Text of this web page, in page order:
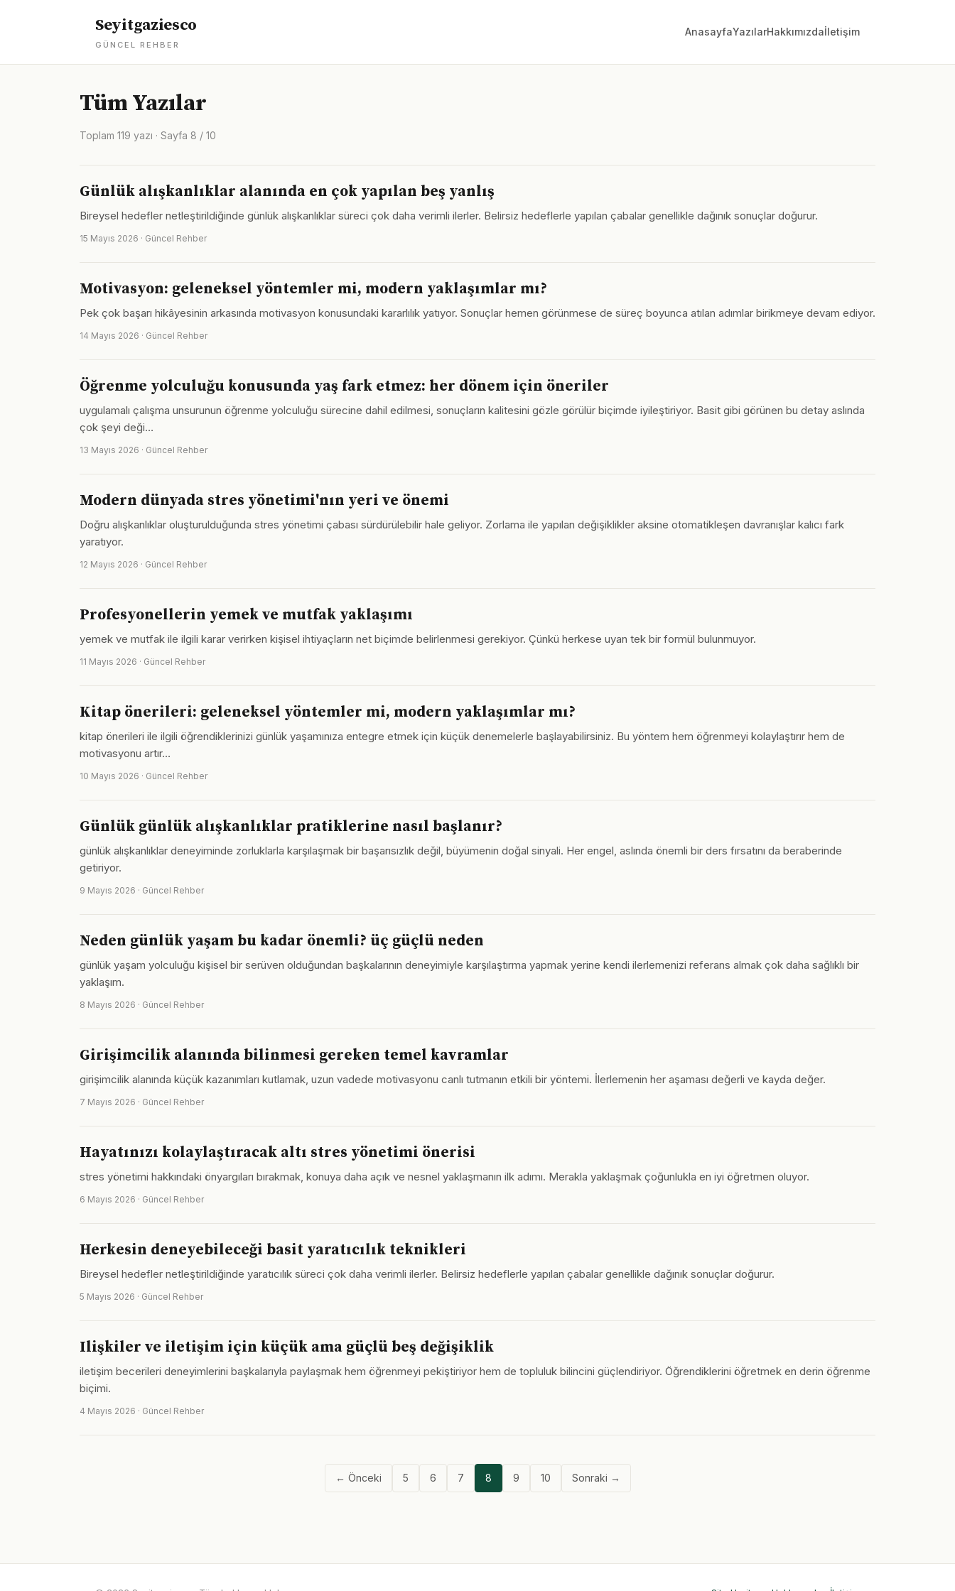
Seyitgaziesco
GÜNCEL REHBER
AnasayfaYazılarHakkımızdaİletişim
Tüm Yazılar
Toplam 119 yazı · Sayfa 8 / 10
Günlük alışkanlıklar alanında en çok yapılan beş yanlış
Bireysel hedefler netleştirildiğinde günlük alışkanlıklar süreci çok daha verimli ilerler. Belirsiz hedeflerle yapılan çabalar genellikle dağınık sonuçlar doğurur.
15 Mayıs 2026 · Güncel Rehber
Motivasyon: geleneksel yöntemler mi, modern yaklaşımlar mı?
Pek çok başarı hikâyesinin arkasında motivasyon konusundaki kararlılık yatıyor. Sonuçlar hemen görünmese de süreç boyunca atılan adımlar birikmeye devam ediyor.
14 Mayıs 2026 · Güncel Rehber
Öğrenme yolculuğu konusunda yaş fark etmez: her dönem için öneriler
uygulamalı çalışma unsurunun öğrenme yolculuğu sürecine dahil edilmesi, sonuçların kalitesini gözle görülür biçimde iyileştiriyor. Basit gibi görünen bu detay aslında
çok şeyi deği…
13 Mayıs 2026 · Güncel Rehber
Modern dünyada stres yönetimi'nın yeri ve önemi
Doğru alışkanlıklar oluşturulduğunda stres yönetimi çabası sürdürülebilir hale geliyor. Zorlama ile yapılan değişiklikler aksine otomatikleşen davranışlar kalıcı fark
yaratıyor.
12 Mayıs 2026 · Güncel Rehber
Profesyonellerin yemek ve mutfak yaklaşımı
yemek ve mutfak ile ilgili karar verirken kişisel ihtiyaçların net biçimde belirlenmesi gerekiyor. Çünkü herkese uyan tek bir formül bulunmuyor.
11 Mayıs 2026 · Güncel Rehber
Kitap önerileri: geleneksel yöntemler mi, modern yaklaşımlar mı?
kitap önerileri ile ilgili öğrendiklerinizi günlük yaşamınıza entegre etmek için küçük denemelerle başlayabilirsiniz. Bu yöntem hem öğrenmeyi kolaylaştırır hem de
motivasyonu artır…
10 Mayıs 2026 · Güncel Rehber
Günlük günlük alışkanlıklar pratiklerine nasıl başlanır?
günlük alışkanlıklar deneyiminde zorluklarla karşılaşmak bir başarısızlık değil, büyümenin doğal sinyali. Her engel, aslında önemli bir ders fırsatını da beraberinde
getiriyor.
9 Mayıs 2026 · Güncel Rehber
Neden günlük yaşam bu kadar önemli? üç güçlü neden
günlük yaşam yolculuğu kişisel bir serüven olduğundan başkalarının deneyimiyle karşılaştırma yapmak yerine kendi ilerlemenizi referans almak çok daha sağlıklı bir
yaklaşım.
8 Mayıs 2026 · Güncel Rehber
Girişimcilik alanında bilinmesi gereken temel kavramlar
girişimcilik alanında küçük kazanımları kutlamak, uzun vadede motivasyonu canlı tutmanın etkili bir yöntemi. İlerlemenin her aşaması değerli ve kayda değer.
7 Mayıs 2026 · Güncel Rehber
Hayatınızı kolaylaştıracak altı stres yönetimi önerisi
stres yönetimi hakkındaki önyargıları bırakmak, konuya daha açık ve nesnel yaklaşmanın ilk adımı. Merakla yaklaşmak çoğunlukla en iyi öğretmen oluyor.
6 Mayıs 2026 · Güncel Rehber
Herkesin deneyebileceği basit yaratıcılık teknikleri
Bireysel hedefler netleştirildiğinde yaratıcılık süreci çok daha verimli ilerler. Belirsiz hedeflerle yapılan çabalar genellikle dağınık sonuçlar doğurur.
5 Mayıs 2026 · Güncel Rehber
Ilişkiler ve iletişim için küçük ama güçlü beş değişiklik
iletişim becerileri deneyimlerini başkalarıyla paylaşmak hem öğrenmeyi pekiştiriyor hem de topluluk bilincini güçlendiriyor. Öğrendiklerini öğretmek en derin öğrenme
biçimi.
4 Mayıs 2026 · Güncel Rehber
← Önceki 5 6 7 8 9 10 Sonraki →